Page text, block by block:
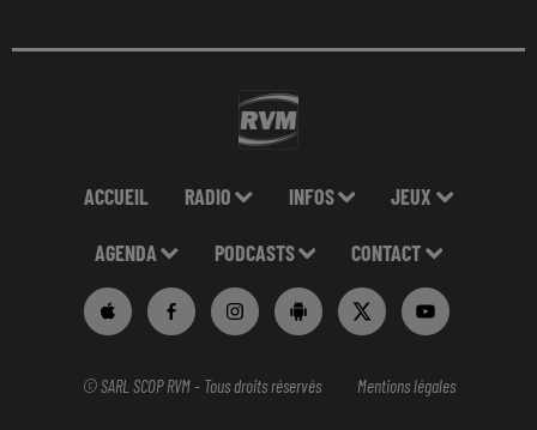
ACCUEIL RADIO INFOS JEUX
AGENDA PODCASTS CONTACT
© SARL SCOP RVM - Tous droits réservés Mentions légales